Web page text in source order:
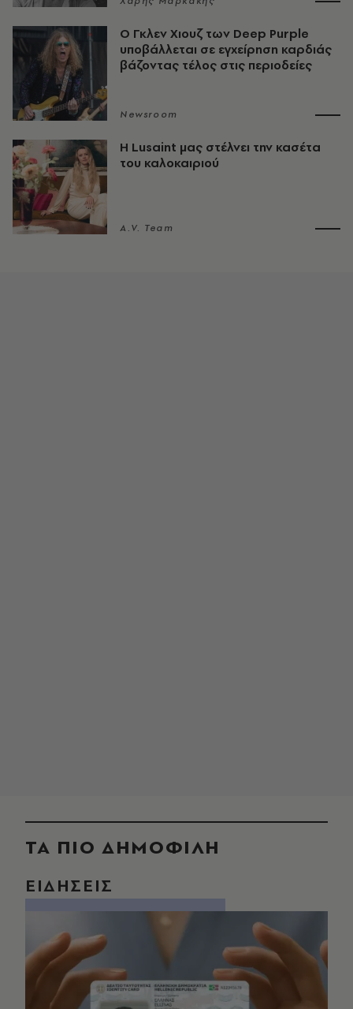
O Γκλεν Χιουζ των Deep Purple
υποβάλλεται σε εγχείρηση καρδιάς
βάζοντας τέλος στις περιοδείες
Newsroom
Η Lusaint μας στέλνει την κασέτα
του καλοκαιριού
A.V. Team
ΤΑ ΠΙΟ ΔΗΜΟΦΙΛΗ
ΕΙΔΗΣΕΙΣ